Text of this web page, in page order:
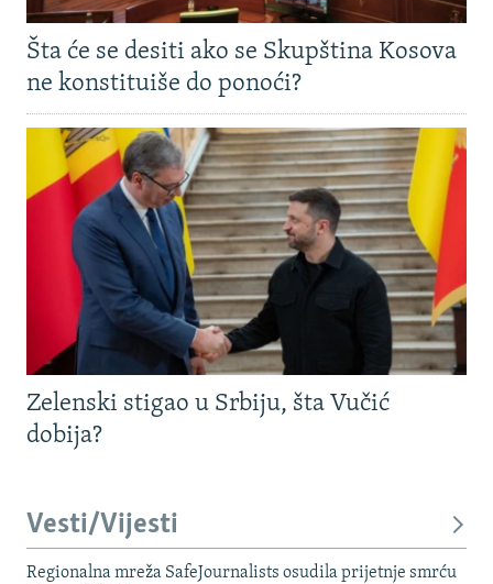
Šta će se desiti ako se Skupština Kosova
ne konstituiše do ponoći?
Zelenski stigao u Srbiju, šta Vučić
dobija?
Vesti/Vijesti
Regionalna mreža SafeJournalists osudila prijetnje smrću